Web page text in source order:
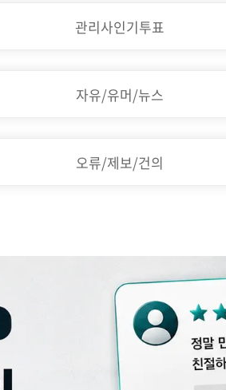
관리사인기투표
자유/유머/뉴스
오류/제보/건의